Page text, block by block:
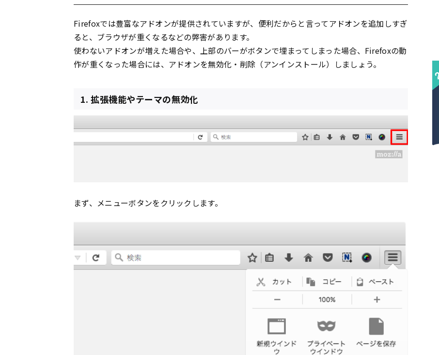
Firefoxでは豊富なアドオンが提供されていますが、便利だからと言ってアドオンを追加しすぎ
ると、ブラウザが重くなるなどの弊害があります。
使わないアドオンが増えた場合や、上部のバーがボタンで埋まってしまった場合、Firefoxの動
作が重くなった場合には、アドオンを無効化・削除（アンインストール）しましょう。
1. 拡張機能やテーマの無効化
まず、メニューボタンをクリックします。